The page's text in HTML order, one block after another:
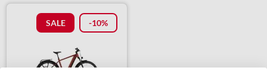
SALE -10%